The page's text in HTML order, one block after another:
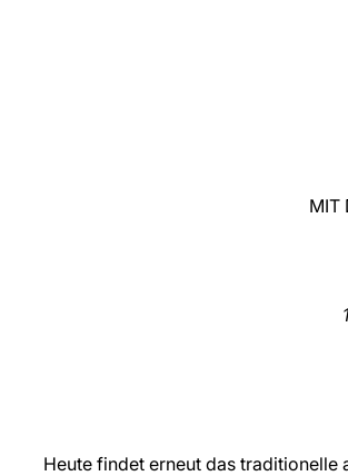
MIT
Heute findet erneut das traditionelle